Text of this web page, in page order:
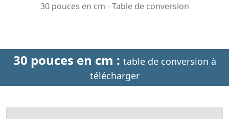
30 pouces en cm - Table de conversion
30 pouces en cm : table de conversion à
télécharger